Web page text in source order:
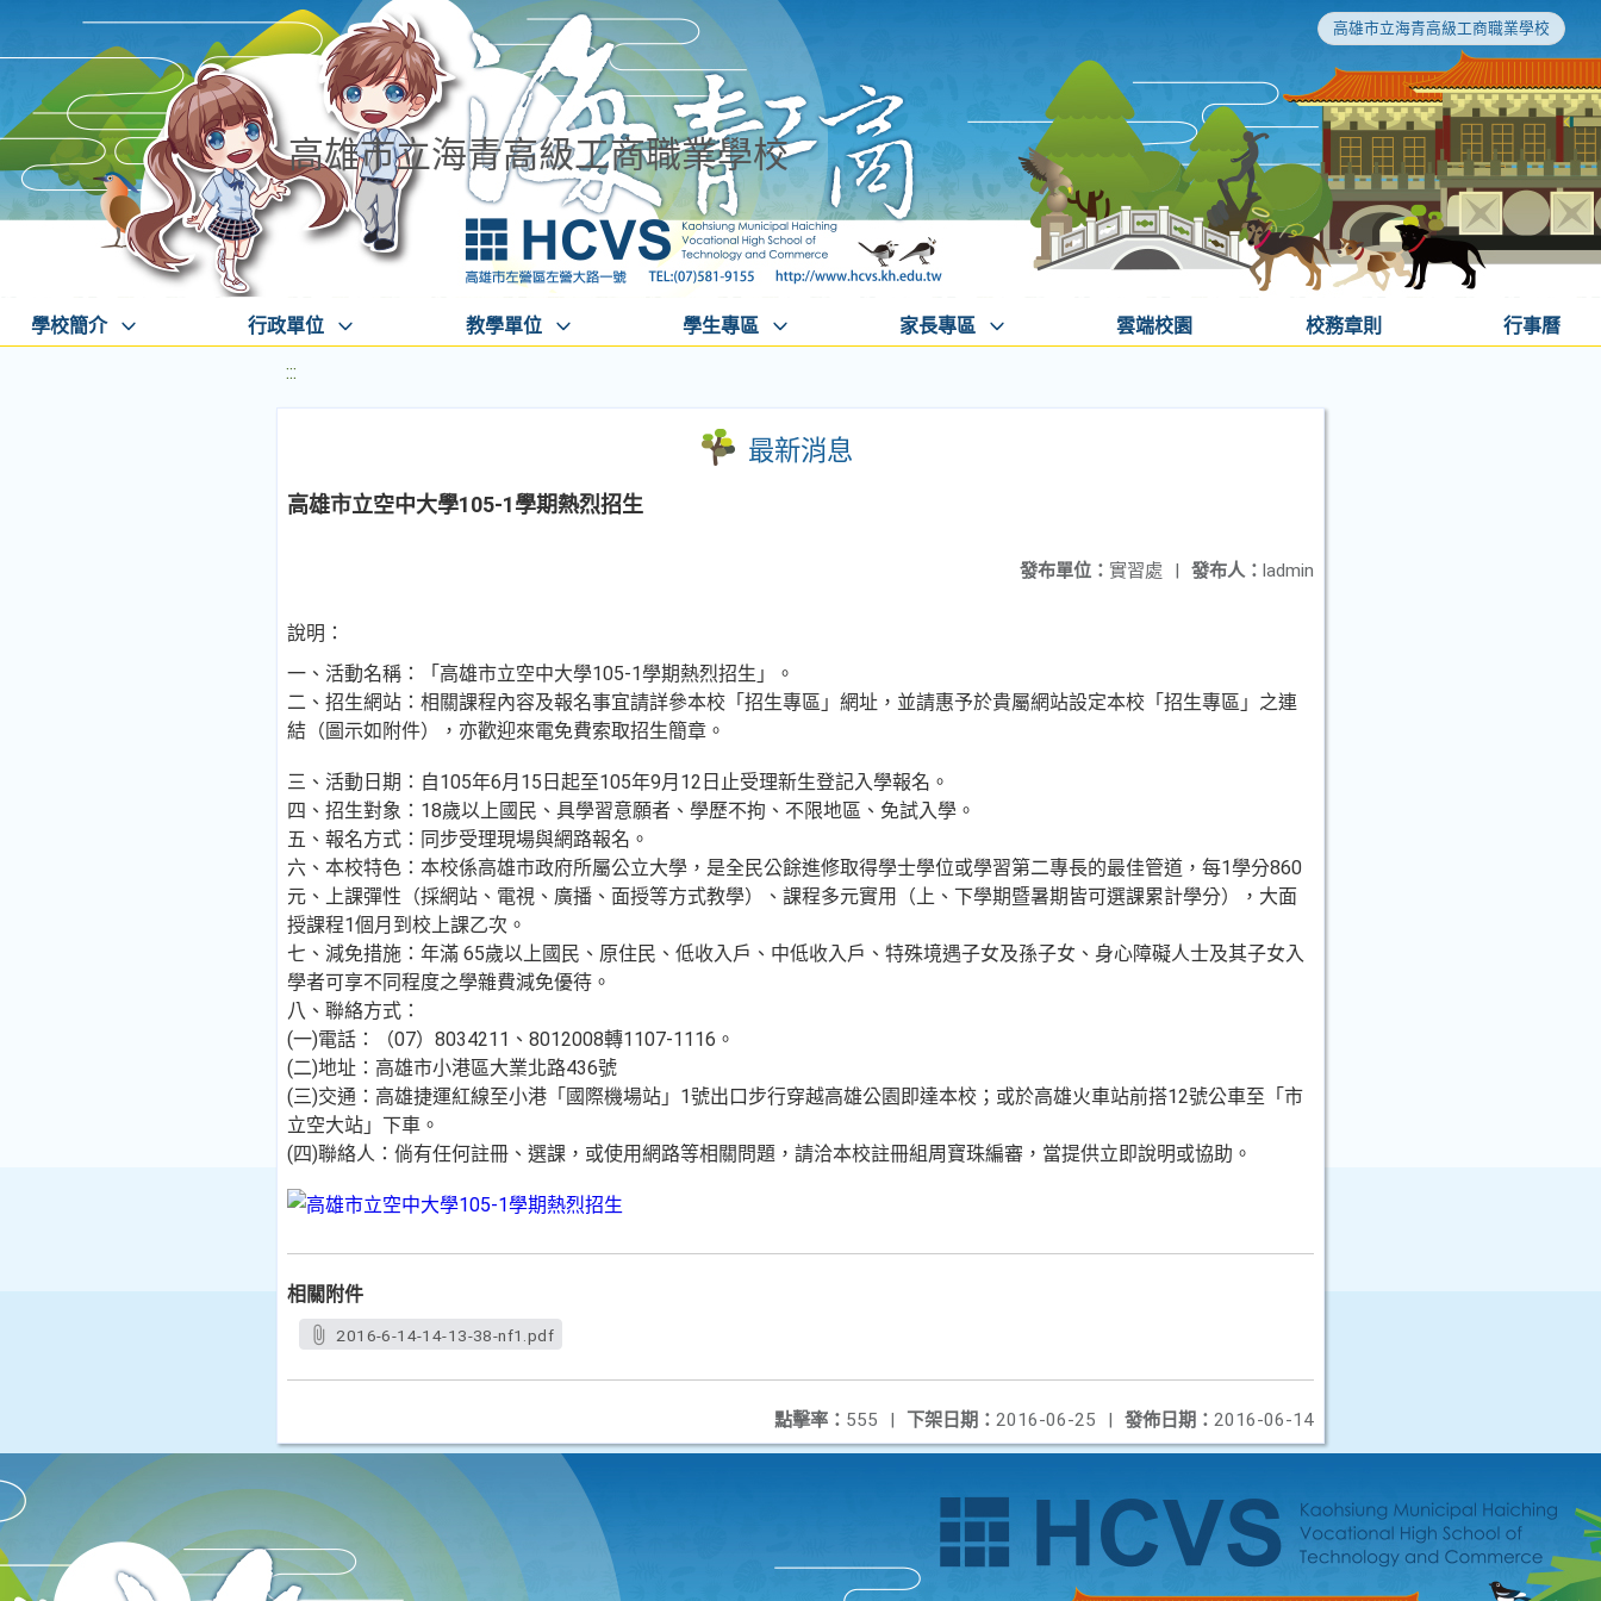
高雄市立海青高級工商職業學校
高雄市立海青高級工商職業學校
學校簡介 行政單位 教學單位 學生專區 家長專區 雲端校園 校務章則 行事曆
:::
最新消息
高雄市立空中大學105-1學期熱烈招生
發布人： ladmin
發布單位： 實習處 |
說明：
一、活動名稱：「高雄市立空中大學105-1學期熱烈招生」。
二、招生網站：相關課程內容及報名事宜請詳參本校「招生專區」網址，並請惠予於貴屬網站設定本校「招生專區」之連
結（圖示如附件），亦歡迎來電免費索取招生簡章。
三、活動日期：自105年6月15日起至105年9月12日止受理新生登記入學報名。
四、招生對象：18歲以上國民、具學習意願者、學歷不拘、不限地區、免試入學。
五、報名方式：同步受理現場與網路報名。
六、本校特色：本校係高雄市政府所屬公立大學，是全民公餘進修取得學士學位或學習第二專長的最佳管道，每1學分860
元、上課彈性（採網站、電視、廣播、面授等方式教學）、課程多元實用（上、下學期暨暑期皆可選課累計學分），大面
授課程1個月到校上課乙次。
七、減免措施：年滿 65歲以上國民、原住民、低收入戶、中低收入戶、特殊境遇子女及孫子女、身心障礙人士及其子女入
學者可享不同程度之學雜費減免優待。
八、聯絡方式：
(一)電話：（07）8034211、8012008轉1107-1116。
(二)地址：高雄市小港區大業北路436號
(三)交通：高雄捷運紅線至小港「國際機場站」1號出口步行穿越高雄公園即達本校；或於高雄火車站前搭12號公車至「市
立空大站」下車。
(四)聯絡人：倘有任何註冊、選課，或使用網路等相關問題，請洽本校註冊組周寶珠編審，當提供立即說明或協助。
相關附件
2016-6-14-14-13-38-nf1.pdf
發佈日期： 2016-06-14
下架日期： 2016-06-25 |
點擊率： 555 |